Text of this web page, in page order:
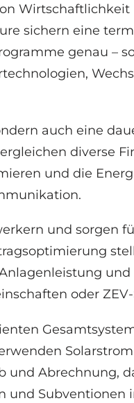
sichern eine
genau –
auch eine
diverse
und die
und sorgen
oder
Abrechnung,
und Subventionen